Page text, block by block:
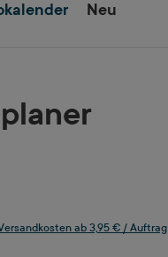
Neu
ab 3,95 € / Auftrag